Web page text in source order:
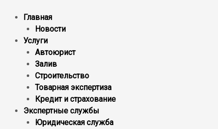
Главная
Новости
Услуги
Автоюрист
Залив
Строительство
Товарная экспертиза
Кредит и страхование
Экспертные службы
Юридическая служба